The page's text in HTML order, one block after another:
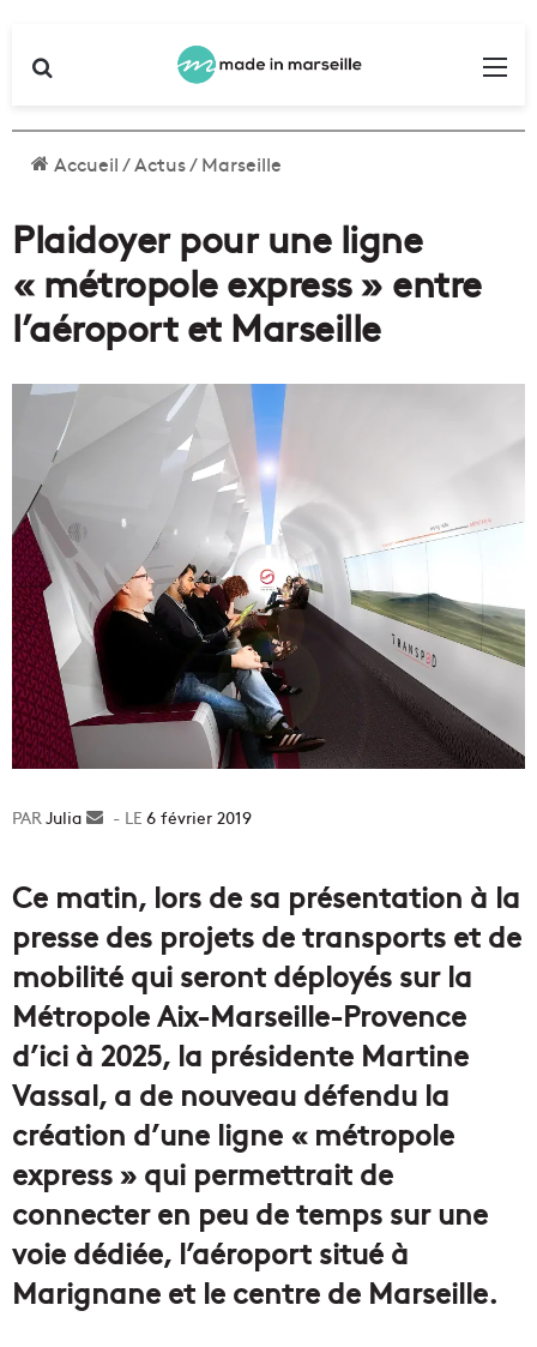
Accueil/Actus/Marseille
Plaidoyer pour une ligne
« métropole express » entre
l’aéroport et Marseille
Julia
Envoyer6 février 2019
Ce matin, lors de sa présentation à la
presse des projets de transports et de
mobilité qui seront déployés sur la
Métropole Aix-Marseille-Provence
d’ici à 2025, la présidente Martine
Vassal, a de nouveau défendu la
création d’une ligne « métropole
express » qui permettrait de
connecter en peu de temps sur une
voie dédiée, l’aéroport situé à
Marignane et le centre de Marseille.